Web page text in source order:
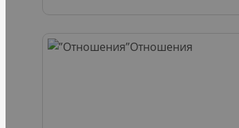
Отношения